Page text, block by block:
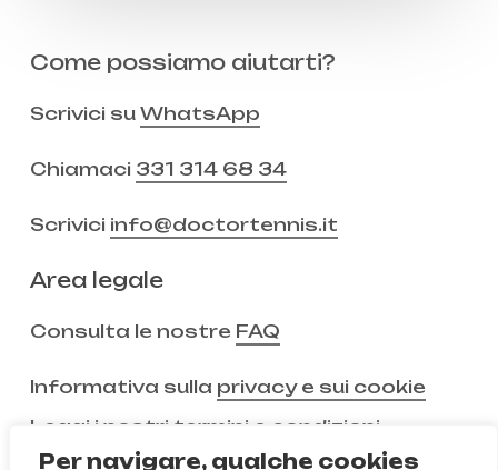
Per navigare, qualche cookies
Come possiamo aiutarti?
Scrivici suWhatsApp
Chiamaci 331 314 68 34
Scrivici info@doctortennis.it
Area legale
Consulta le nostre FAQ
Informativa sulla privacy e sui cookie
Leggi i nostri termini e condizioni